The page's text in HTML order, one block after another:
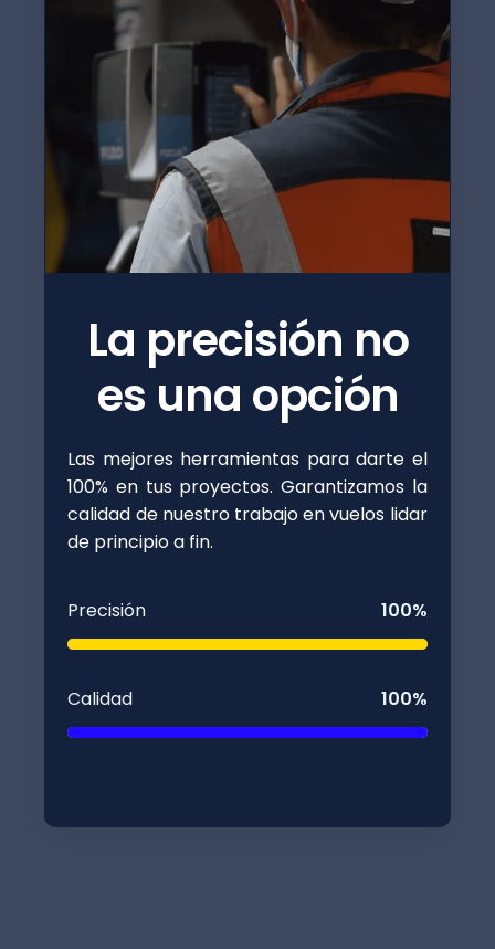
La precisión no
es una opción
Las mejores herramientas para darte el
100% en tus proyectos. Garantizamos la
calidad de nuestro trabajo en vuelos lidar
de principio a fin.
Precisión 100%
Calidad 100%